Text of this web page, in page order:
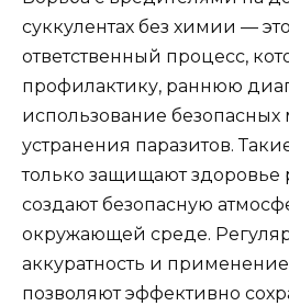
суккулентах без химии —
ответственный процесс,
профилактику, раннюю
использование безопасных
устранения паразитов.
только защищают здоровье
создают безопасную
окружающей среде.
аккуратность и
позволяют эффективно